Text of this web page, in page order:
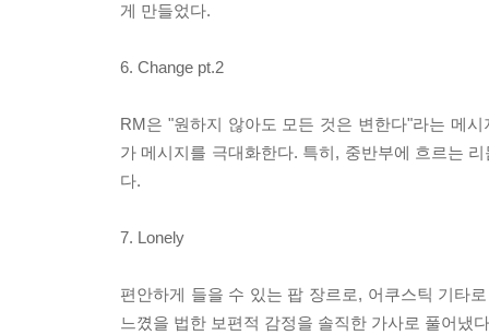
게 만들었다.
6. Change pt.2
RM은 "원하지 않아도 모든 것은 변한다"라는 메
가 메시지를 극대화한다. 특히, 중반부에 흐르는
다.
7. Lonely
편안하게 들을 수 있는 팝 장르로, 어쿠스틱 기타
느꼈을 법한 보편적 감정을 솔직한 가사로 풀어냈